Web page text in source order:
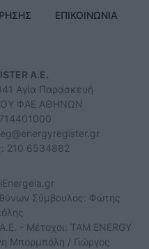
ΕΠΙΚΟΙΝΩΝΙΑ
Α.Ε.
Αγία Παρασκευή
ΦΑΕ ΑΘΗΝΩΝ
210 6534882
Σύμβουλος: Φώτης
- Μέτοχοι: TAM ENERGY
Μπορμπόλη / Γιώργος